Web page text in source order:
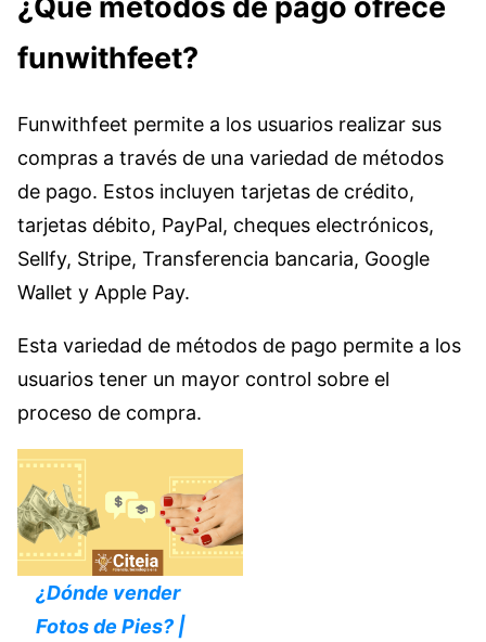
funwithfeet?
Funwithfeet permite a los usuarios realizar sus
compras a través de una variedad de métodos
de pago. Estos incluyen tarjetas de crédito,
tarjetas débito, PayPal, cheques electrónicos,
Sellfy, Stripe, Transferencia bancaria, Google
Wallet y Apple Pay.
Esta variedad de métodos de pago permite a los
usuarios tener un mayor control sobre el
proceso de compra.
¿Dónde vender
Fotos de Pies? |